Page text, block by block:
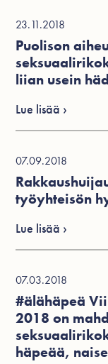
07.03.2018
#älähäpeä
2018 on
häpeää,
07.09.2018
työyhteisön
Lue lisää ›
23.11.2018
Puolison
liian usein
Lue lisää ›